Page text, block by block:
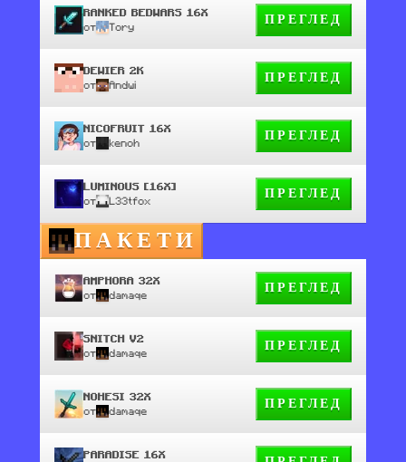
RANKED BEDWARS 16X
от Tory
ПРЕГЛЕД
DEWIER 2K
от Andwi
ПРЕГЛЕД
NICOFRUIT 16X
от kenoh
ПРЕГЛЕД
LUMINOUS [16X]
от L33tfox
ПРЕГЛЕД
ПАКЕТИ
AMPHORA 32X
от damaqe
ПРЕГЛЕД
SNITCH V2
от damaqe
ПРЕГЛЕД
NOHESI 32X
от damaqe
ПРЕГЛЕД
PARADISE 16X